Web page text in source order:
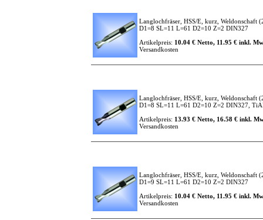
Langlochfräser, HSS/E, kurz, Weldonschaft
D1=8 SL=11 L=61 D2=10 Z=2 DIN327
Artikelpreis: 10.04 € Netto, 11.95 € inkl.
Versandkosten
Langlochfräser, HSS/E, kurz, Weldonschaft
D1=8 SL=11 L=61 D2=10 Z=2 DIN327,
Artikelpreis: 13.93 € Netto, 16.58 € inkl.
Versandkosten
Langlochfräser, HSS/E, kurz, Weldonschaft
D1=9 SL=11 L=61 D2=10 Z=2 DIN327
Artikelpreis: 10.04 € Netto, 11.95 € inkl.
Versandkosten